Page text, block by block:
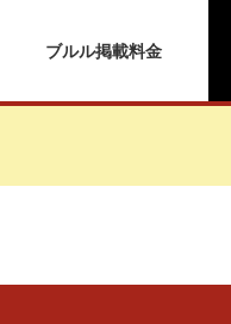
ブルル掲載料金